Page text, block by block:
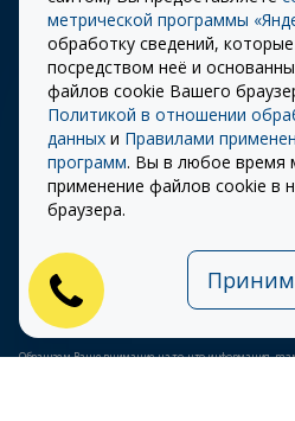
Правила
использования cookie
Правила пользования
сайтом
Политика
конфиденциальности
Публичная оферта на
использование ПЭП
Обращаем Ваше внимание на то, что информация,
метрической программы
обработку сведений,
посредством неё и
файлов cookie Вашего
Политикой в отношении
данных и Правилами
программ. Вы в любое время
применение файлов cookie в
браузера.